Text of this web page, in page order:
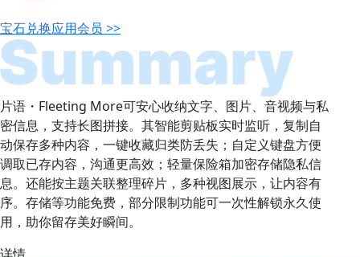
宝石兑换应用会员 >>
片语・Fleeting More可安心收纳文字、图片、音视频与私
密信息，支持长图拼接。其智能剪贴板实时监听，复制自
动保存多种内容，一键收藏归类防丢失；自定义键盘方便
调取已存内容，沟通更高效；轻量保险箱加密存储隐私信
息。还能按主题关联整理碎片，多种视图展示，让内容有
序。存储等功能免费，部分限制功能可一次性解锁永久使
用，助你留存美好瞬间。